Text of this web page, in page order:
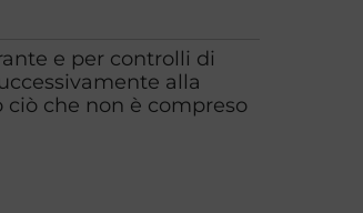
e per controlli di
alla
che non è compreso